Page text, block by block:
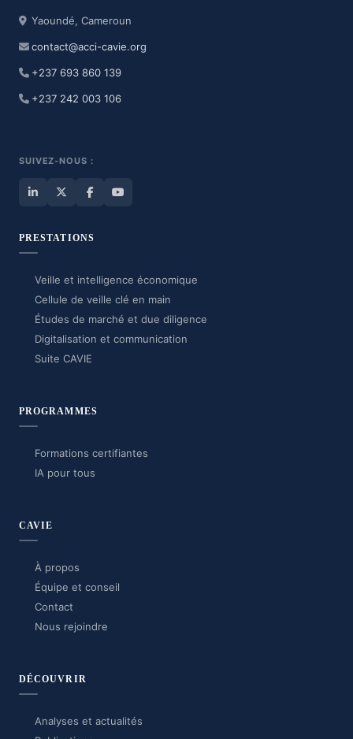
Yaoundé, Cameroun
contact@acci-cavie.org
+237 693 860 139
+237 242 003 106
SUIVEZ-NOUS :
PRESTATIONS
Veille et intelligence économique
Cellule de veille clé en main
Études de marché et due diligence
Digitalisation et communication
Suite CAVIE
PROGRAMMES
Formations certifiantes
IA pour tous
CAVIE
À propos
Équipe et conseil
Contact
Nous rejoindre
DÉCOUVRIR
Analyses et actualités